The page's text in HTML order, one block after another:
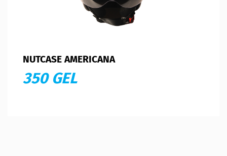
NUTCASE AMERICANA
350 GEL